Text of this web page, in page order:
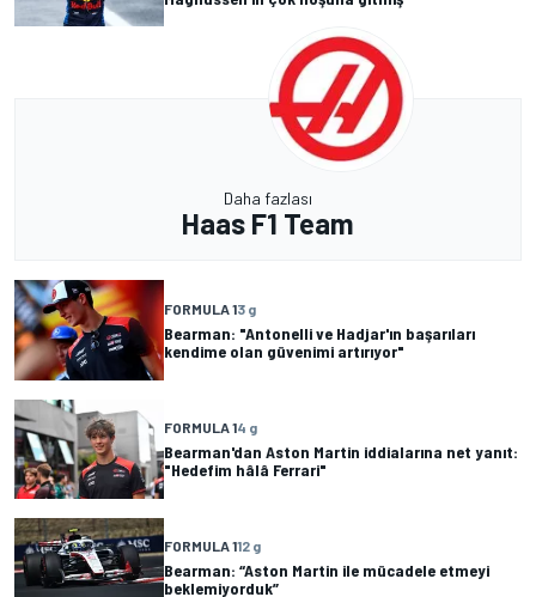
Daha fazlası
Haas F1 Team
FORMULA 13 g
Bearman: "Antonelli ve Hadjar'ın başarıları
kendime olan güvenimi artırıyor"
FORMULA 14 g
Bearman'dan Aston Martin iddialarına net yanıt:
"Hedefim hâlâ Ferrari"
FORMULA 112 g
Bearman: “Aston Martin ile mücadele etmeyi
beklemiyorduk”